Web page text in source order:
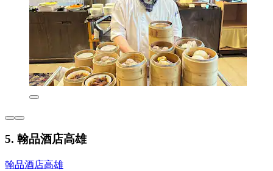
5. 翰品酒店高雄
翰品酒店高雄